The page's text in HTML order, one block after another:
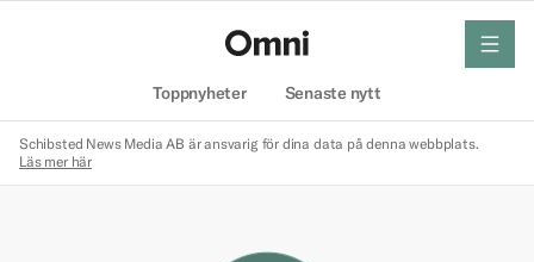
Toppnyheter Senaste nytt
meny
Schibsted News Media AB är ansvarig för dina data på denna webbplats.
Läs mer här